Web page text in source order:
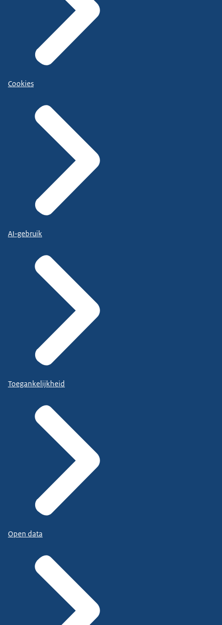
Cookies
AI-gebruik
Toegankelijkheid
Open data